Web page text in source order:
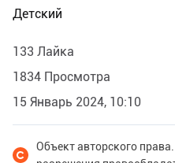
Детский
133 Лайка
1834 Просмотра
15 Январь 2024, 10:10
Объект авторского